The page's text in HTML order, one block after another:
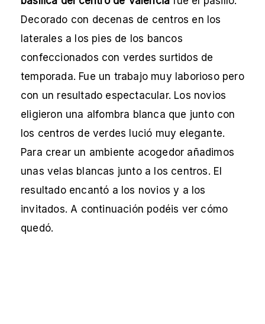
Decorado con decenas de centros en los
laterales a los pies de los bancos
confeccionados con verdes surtidos de
temporada. Fue un trabajo muy laborioso pero
con un resultado espectacular. Los novios
eligieron una alfombra blanca que junto con
los centros de verdes lució muy elegante.
Para crear un ambiente acogedor añadimos
unas velas blancas junto a los centros. El
resultado encantó a los novios y a los
invitados. A continuación podéis ver cómo
quedó.